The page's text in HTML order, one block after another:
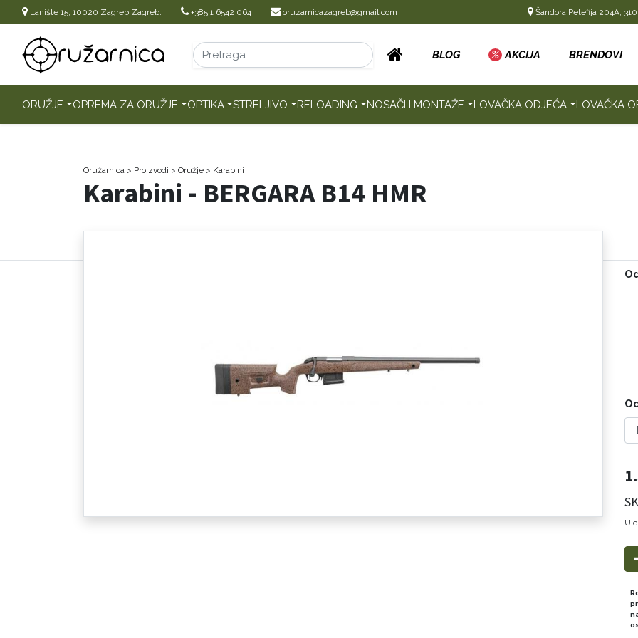
Lanište 15, 10020 Zagreb Zagreb: +385 1 6542 064 oruzarnicazagreb@gmail.com Šandora Petefija 204A,
BLOG % AKCIJA BRENDOVI
ORUŽJE OPREMA ZA ORUŽJE OPTIKA STRELJIVO RELOADING NOSAČI I MONTAŽE LOVAČKA ODJEĆA LOVAČKA
Oružarnica > Proizvodi > Oružje > Karabini
Karabini - BERGARA B14 HMR
U